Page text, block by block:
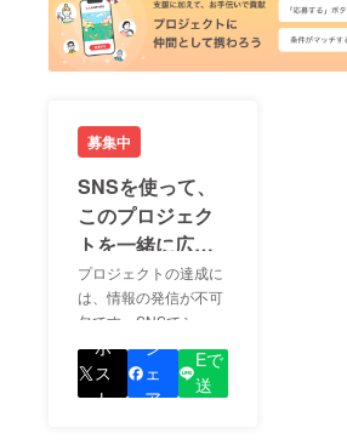
募集中
SNSを使って、
このプロジェク
トを一緒に広め
ましょう！
プロジェクトの達成に
は、情報の発信が不可
欠です。SNSでシェア
をして、あなたが応援
しているプロジェクト
の良さを知ってもらい
ポ
ス
ト
シ
ェ
ア
Eで
送